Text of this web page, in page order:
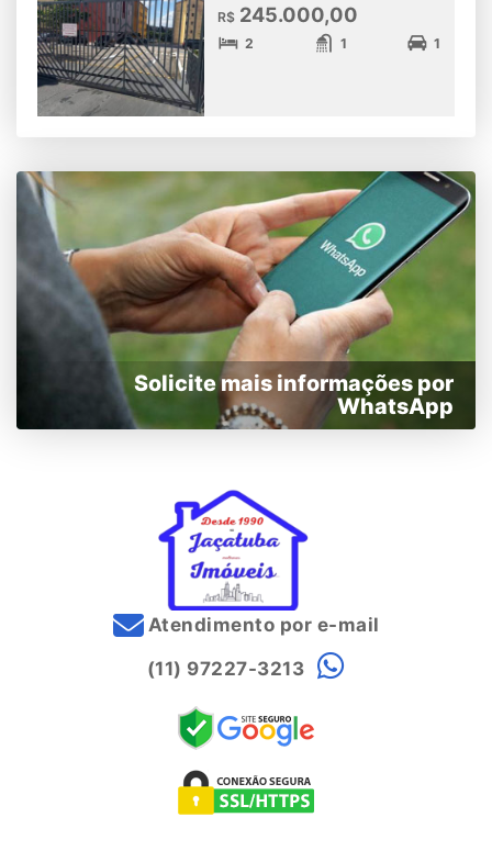
R$ 245.000,00
2 1 1
Solicite mais informações por
WhatsApp
Atendimento por e-mail
(11) 97227-3213